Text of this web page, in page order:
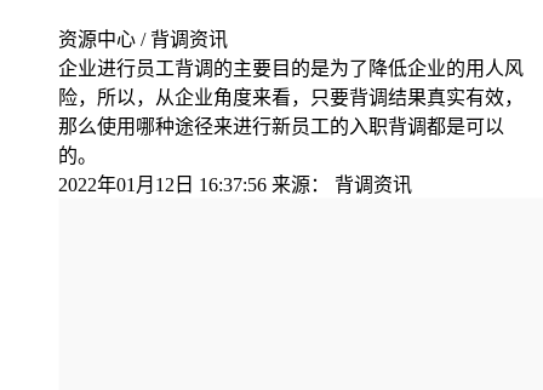
资源中心 / 背调资讯
企业进行员工背调的主要目的是为了降低企业的用人风
险，所以，从企业角度来看，只要背调结果真实有效，
那么使用哪种途径来进行新员工的入职背调都是可以
的。
2022年01月12日 16:37:56 来源： 背调资讯